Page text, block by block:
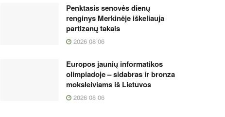
Penktasis senovės dienų
renginys Merkinėje iškeliauja
partizanų takais
2026 08 06
Europos jaunių informatikos
olimpiadoje – sidabras ir bronza
moksleiviams iš Lietuvos
2026 08 06